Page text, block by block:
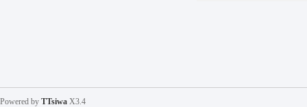
Powered by TTsiwa X3.4